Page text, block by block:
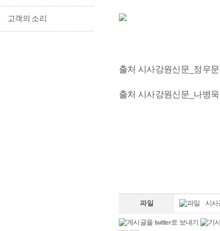
고객의 소리
출처 시사강원신문_정우
출처 시사강원신문_나병
파일 시사